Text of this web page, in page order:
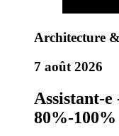
Architecture
7 août 2026
Assistant-e
80%-100%